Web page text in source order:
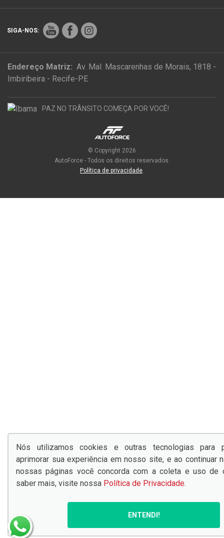
SIGA-NOS:
Endereço Matriz: Av. Mal. Mascarenhas de Morais, 1818 -
Imbiribeira - Recife-PE
PAZ NO TRÂNSITO COMEÇA POR VOCÊ!
© Copyright 2026
AutoForce - Todos os direitos reservados.
Política de privacidade.
Nós utilizamos cookies e outras tecnologias para
aprimorar sua experiência em nosso site, e ao continuar
nossas páginas você concorda com a coleta e uso de
saber mais, visite nossa Política de Privacidade.
ENTENDI!